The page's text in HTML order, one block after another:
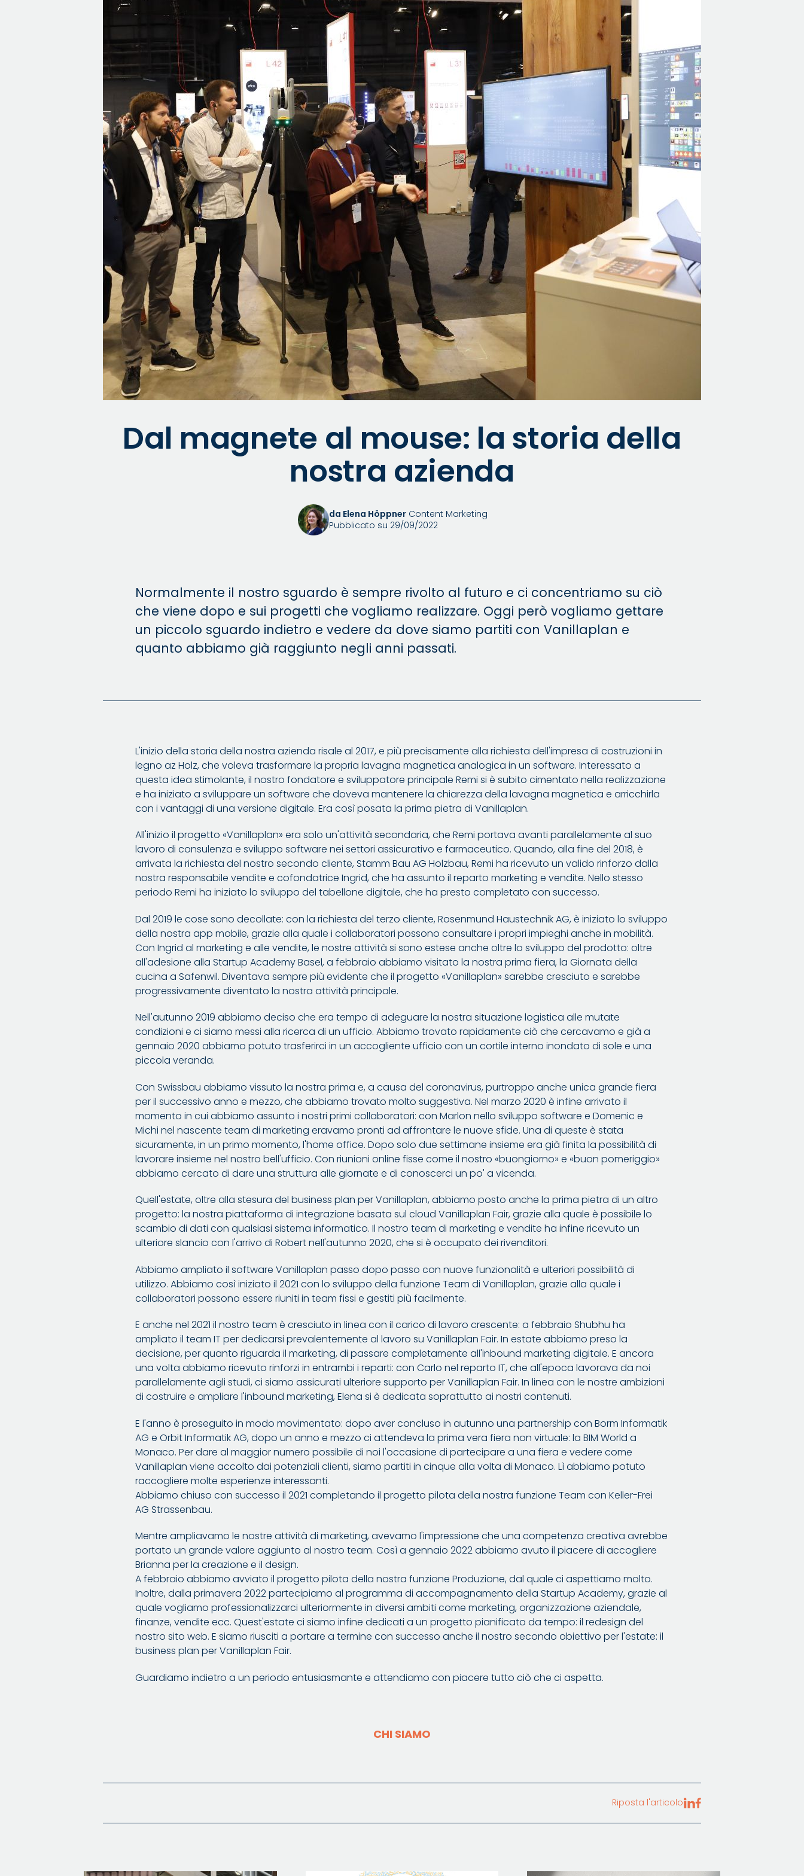
Dal magnete al mouse: la storia della
nostra azienda
da Elena HöppnerContent Marketing
Pubblicato su 29/09/2022
Normalmente il nostro sguardo è sempre rivolto al futuro e ci concentriamo su ciò
che viene dopo e sui progetti che vogliamo realizzare. Oggi però vogliamo gettare
un piccolo sguardo indietro e vedere da dove siamo partiti con Vanillaplan e
quanto abbiamo già raggiunto negli anni passati.
L'inizio della storia della nostra azienda risale al 2017, e più precisamente alla richiesta dell'impresa di costruzioni in
legno az Holz, che voleva trasformare la propria lavagna magnetica analogica in un software. Interessato a
questa idea stimolante, il nostro fondatore e sviluppatore principale Remi si è subito cimentato nella realizzazione
e ha iniziato a sviluppare un software che doveva mantenere la chiarezza della lavagna magnetica e arricchirla
con i vantaggi di una versione digitale. Era così posata la prima pietra di Vanillaplan.
All'inizio il progetto «Vanillaplan» era solo un'attività secondaria, che Remi portava avanti parallelamente al suo
lavoro di consulenza e sviluppo software nei settori assicurativo e farmaceutico. Quando, alla fine del 2018, è
arrivata la richiesta del nostro secondo cliente, Stamm Bau AG Holzbau, Remi ha ricevuto un valido rinforzo dalla
nostra responsabile vendite e cofondatrice Ingrid, che ha assunto il reparto marketing e vendite. Nello stesso
periodo Remi ha iniziato lo sviluppo del tabellone digitale, che ha presto completato con successo.
Dal 2019 le cose sono decollate: con la richiesta del terzo cliente, Rosenmund Haustechnik AG, è iniziato lo sviluppo
della nostra app mobile, grazie alla quale i collaboratori possono consultare i propri impieghi anche in mobilità.
Con Ingrid al marketing e alle vendite, le nostre attività si sono estese anche oltre lo sviluppo del prodotto: oltre
all'adesione alla Startup Academy Basel, a febbraio abbiamo visitato la nostra prima fiera, la Giornata della
cucina a Safenwil. Diventava sempre più evidente che il progetto «Vanillaplan» sarebbe cresciuto e sarebbe
progressivamente diventato la nostra attività principale.
Nell'autunno 2019 abbiamo deciso che era tempo di adeguare la nostra situazione logistica alle mutate
condizioni e ci siamo messi alla ricerca di un ufficio. Abbiamo trovato rapidamente ciò che cercavamo e già a
gennaio 2020 abbiamo potuto trasferirci in un accogliente ufficio con un cortile interno inondato di sole e una
piccola veranda.
Con Swissbau abbiamo vissuto la nostra prima e, a causa del coronavirus, purtroppo anche unica grande fiera
per il successivo anno e mezzo, che abbiamo trovato molto suggestiva. Nel marzo 2020 è infine arrivato il
momento in cui abbiamo assunto i nostri primi collaboratori: con Marlon nello sviluppo software e Domenic e
Michi nel nascente team di marketing eravamo pronti ad affrontare le nuove sfide. Una di queste è stata
sicuramente, in un primo momento, l'home office. Dopo solo due settimane insieme era già finita la possibilità di
lavorare insieme nel nostro bell'ufficio. Con riunioni online fisse come il nostro «buongiorno» e «buon pomeriggio»
abbiamo cercato di dare una struttura alle giornate e di conoscerci un po' a vicenda.
Quell'estate, oltre alla stesura del business plan per Vanillaplan, abbiamo posto anche la prima pietra di un altro
progetto: la nostra piattaforma di integrazione basata sul cloud Vanillaplan Fair, grazie alla quale è possibile lo
scambio di dati con qualsiasi sistema informatico. Il nostro team di marketing e vendite ha infine ricevuto un
ulteriore slancio con l'arrivo di Robert nell'autunno 2020, che si è occupato dei rivenditori.
Abbiamo ampliato il software Vanillaplan passo dopo passo con nuove funzionalità e ulteriori possibilità di
utilizzo. Abbiamo così iniziato il 2021 con lo sviluppo della funzione Team di Vanillaplan, grazie alla quale i
collaboratori possono essere riuniti in team fissi e gestiti più facilmente.
E anche nel 2021 il nostro team è cresciuto in linea con il carico di lavoro crescente: a febbraio Shubhu ha
ampliato il team IT per dedicarsi prevalentemente al lavoro su Vanillaplan Fair. In estate abbiamo preso la
decisione, per quanto riguarda il marketing, di passare completamente all'inbound marketing digitale. E ancora
una volta abbiamo ricevuto rinforzi in entrambi i reparti: con Carlo nel reparto IT, che all'epoca lavorava da noi
parallelamente agli studi, ci siamo assicurati ulteriore supporto per Vanillaplan Fair. In linea con le nostre ambizioni
di costruire e ampliare l'inbound marketing, Elena si è dedicata soprattutto ai nostri contenuti.
E l'anno è proseguito in modo movimentato: dopo aver concluso in autunno una partnership con Borm Informatik
AG e Orbit Informatik AG, dopo un anno e mezzo ci attendeva la prima vera fiera non virtuale: la BIM World a
Monaco. Per dare al maggior numero possibile di noi l'occasione di partecipare a una fiera e vedere come
Vanillaplan viene accolto dai potenziali clienti, siamo partiti in cinque alla volta di Monaco. Lì abbiamo potuto
raccogliere molte esperienze interessanti.
Abbiamo chiuso con successo il 2021 completando il progetto pilota della nostra funzione Team con Keller-Frei
AG Strassenbau.
Mentre ampliavamo le nostre attività di marketing, avevamo l'impressione che una competenza creativa avrebbe
portato un grande valore aggiunto al nostro team. Così a gennaio 2022 abbiamo avuto il piacere di accogliere
Brianna per la creazione e il design.
A febbraio abbiamo avviato il progetto pilota della nostra funzione Produzione, dal quale ci aspettiamo molto.
Inoltre, dalla primavera 2022 partecipiamo al programma di accompagnamento della Startup Academy, grazie al
quale vogliamo professionalizzarci ulteriormente in diversi ambiti come marketing, organizzazione aziendale,
finanze, vendite ecc. Quest'estate ci siamo infine dedicati a un progetto pianificato da tempo: il redesign del
nostro sito web. E siamo riusciti a portare a termine con successo anche il nostro secondo obiettivo per l'estate: il
business plan per Vanillaplan Fair.
Guardiamo indietro a un periodo entusiasmante e attendiamo con piacere tutto ciò che ci aspetta.
CHI SIAMO
Riposta l'articolo